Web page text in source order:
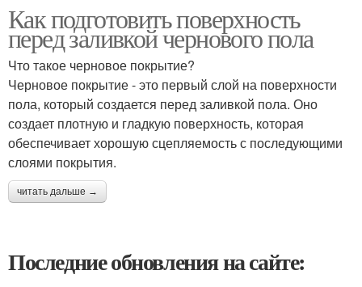
Как подготовить поверхность
перед заливкой чернового пола
Что такое черновое покрытие?
Черновое покрытие - это первый слой на поверхности
пола, который создается перед заливкой пола. Оно
создает плотную и гладкую поверхность, которая
обеспечивает хорошую сцепляемость с последующими
слоями покрытия.
читать дальше →
Последние обновления на сайте: